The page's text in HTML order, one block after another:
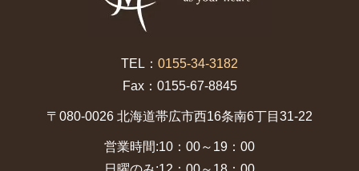
TEL： 0155-34-3182
Fax：0155-67-8845
〒080-0026 北海道帯広市西16条南6丁目31-22
営業時間:10：00～19：00